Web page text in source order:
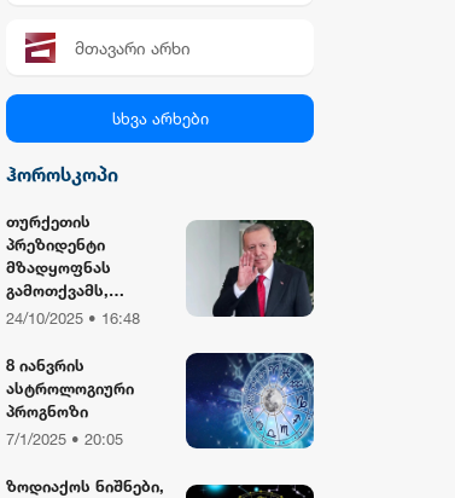
მთავარი არხი
პალიტრა News
სილქ უნივერსალი
TV პირველი
რიონი
სხვა არხები
ჰოროსკოპი
თურქეთის
პრეზიდენტი
მზადყოფნას
გამოთქვამს,
რუსეთისა და აშშ-
მასპინძლობისთვის
24/10/2025 • 16:48
8 იანვრის
ასტროლოგიური
პროგნოზი
7/1/2025 • 20:05
ზოდიაქოს ნიშნები,